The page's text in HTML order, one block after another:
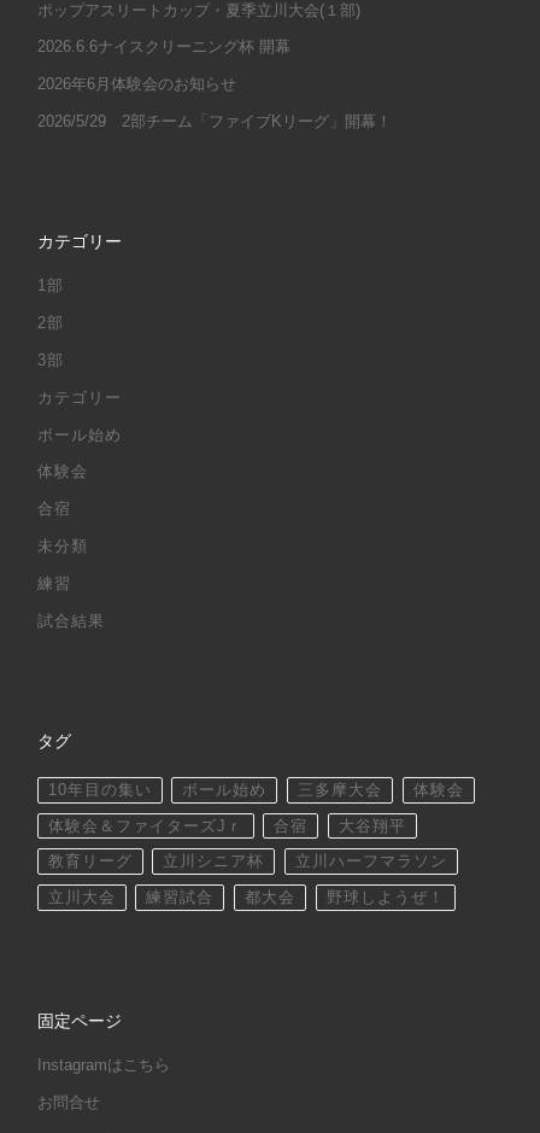
ポップアスリートカップ・夏季立川大会(１部)
2026.6.6ナイスクリーニング杯 開幕
2026年6月体験会のお知らせ
2026/5/29 2部チーム「ファイブKリーグ」開幕！
カテゴリー
1部
2部
3部
カテゴリー
ボール始め
体験会
合宿
未分類
練習
試合結果
タグ
10年目の集い ボール始め 三多摩大会 体験会
体験会＆ファイターズJｒ 合宿 大谷翔平
教育リーグ 立川シニア杯 立川ハーフマラソン
立川大会 練習試合 都大会 野球しようぜ！
固定ページ
Instagramはこちら
お問合せ